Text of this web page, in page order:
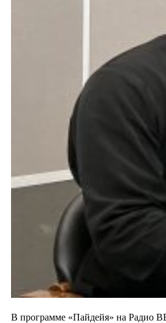
В программе «Пайдейя» на Радио